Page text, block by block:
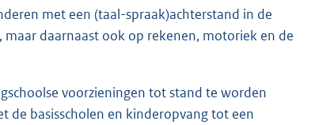
met een (taal-spraak)achterstand in de
daarnaast ook op rekenen, motoriek en de
voorzieningen tot stand te worden
de basisscholen en kinderopvang tot een